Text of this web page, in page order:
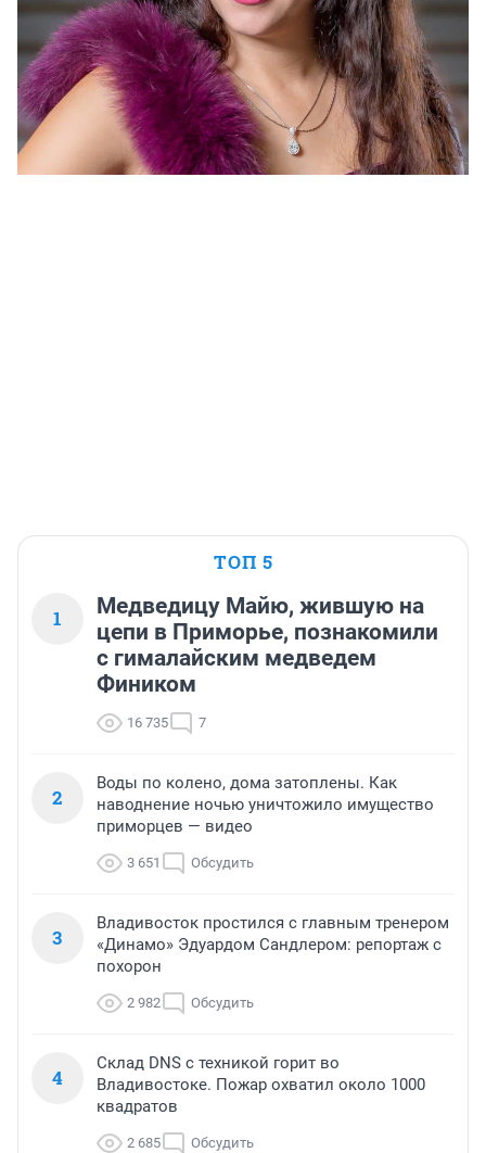
ТОП 5
1
Медведицу Майю, жившую на
цепи в Приморье, познакомили
с гималайским медведем
Фиником
16 735 7
2
Воды по колено, дома затоплены. Как
наводнение ночью уничтожило имущество
приморцев — видео
3 651 Обсудить
3
Владивосток простился с главным тренером
«Динамо» Эдуардом Сандлером: репортаж с
похорон
2 982 Обсудить
4
Склад DNS с техникой горит во
Владивостоке. Пожар охватил около 1000
квадратов
2 685 Обсудить